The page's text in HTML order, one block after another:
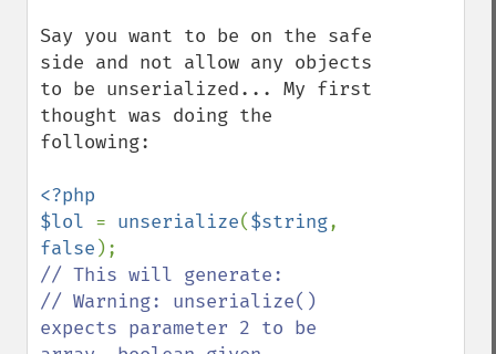
Say you want to be on the safe
side and not allow any objects
to be unserialized... My first
thought was doing the
following:
<?php
$lol = unserialize($string
false
// This will generate:
// Warning: unserialize()
expects parameter 2 to be